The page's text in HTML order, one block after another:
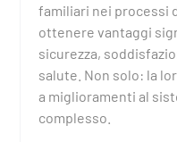
familiari nei processi
ottenere vantaggi
sicurezza,
salute. Non solo: la
a miglioramenti al
complesso.